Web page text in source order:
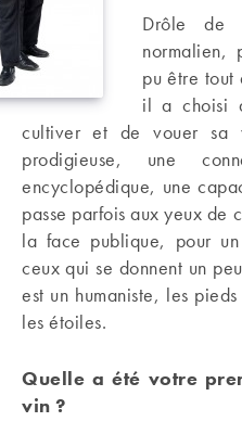
Drôle de
normalien,
pu être tout
il a choisi
cultiver et de vouer sa
prodigieuse, une
encyclopédique, une
passe parfois aux yeux de
la face publique, pour
ceux qui se donnent un
est un humaniste, les
les étoiles.
Quelle a été votre
vin ?